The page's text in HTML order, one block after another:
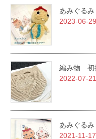
あみぐる
2023-06-29
編み物 初
2022-07-21
あみぐる
2021-11-17